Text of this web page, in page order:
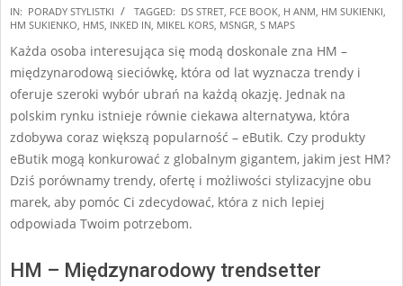
2024-
12-
31
IN: PORADY STYLISTKI TAGGED: DS STRET, FCE BOOK, H ANM, HM SUKIENKI,
HM SUKIENKO, HMS, INKED IN, MIKEL KORS, MSNGR, S MAPS
Każda osoba interesująca się modą doskonale zna HM –
międzynarodową sieciówkę, która od lat wyznacza trendy i
oferuje szeroki wybór ubrań na każdą okazję. Jednak na
polskim rynku istnieje równie ciekawa alternatywa, która
zdobywa coraz większą popularność – eButik. Czy produkty
eButik mogą konkurować z globalnym gigantem, jakim jest HM?
Dziś porównamy trendy, ofertę i możliwości stylizacyjne obu
marek, aby pomóc Ci zdecydować, która z nich lepiej
odpowiada Twoim potrzebom.
HM – Międzynarodowy trendsetter